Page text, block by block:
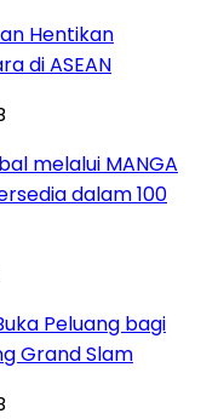
Hentikan
di ASEAN
melalui MANGA
dalam 100
Peluang bagi
Grand Slam